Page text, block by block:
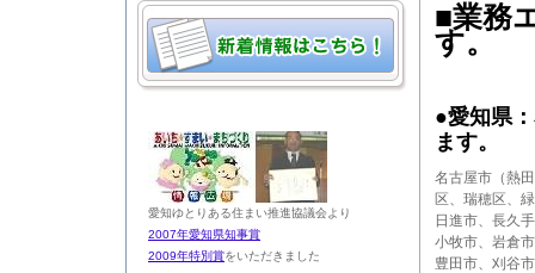
愛知ゆとりある住まい推進協議会より
2007年愛知県知事賞
2009年特別賞をいただきました
■業務
す。
●愛知県
ます。
名古屋市（熱
区、瑞穂区、
日進市、長久
小牧市、岩倉
豊田市、刈谷